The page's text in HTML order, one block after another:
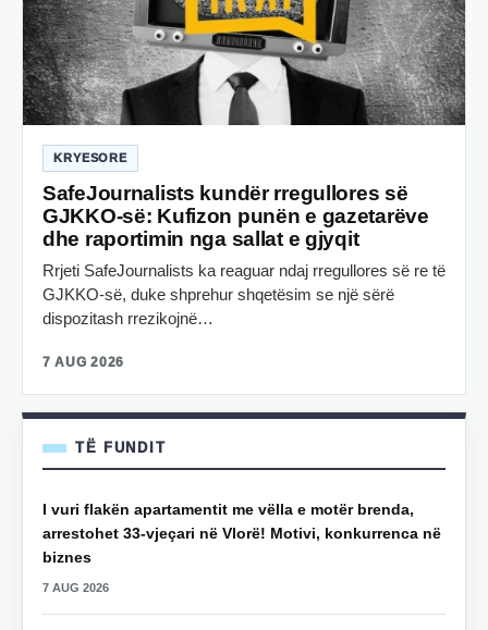
KRYESORE
SafeJournalists kundër rregullores së
GJKKO-së: Kufizon punën e gazetarëve
dhe raportimin nga sallat e gjyqit
Rrjeti SafeJournalists ka reaguar ndaj rregullores së re të
GJKKO-së, duke shprehur shqetësim se një sërë
dispozitash rrezikojnë…
7 AUG 2026
TË FUNDIT
I vuri flakën apartamentit me vëlla e motër brenda,
arrestohet 33-vjeçari në Vlorë! Motivi, konkurrenca në
biznes
7 AUG 2026